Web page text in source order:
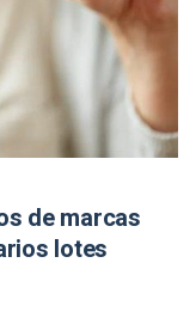
de marcas
lotes